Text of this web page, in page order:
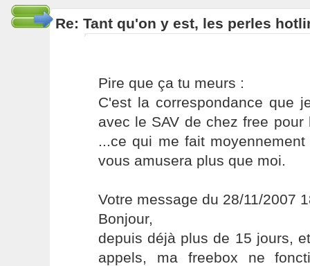
Re: Tant qu'on y est, les perles
Pire que ça tu meurs :
C'est la correspondance que
avec le SAV de chez free
...ce qui me fait
vous amusera plus que moi.
Votre message du 28/11/2007
Bonjour,
depuis déjà plus de 15 jours,
appels, ma freebox ne